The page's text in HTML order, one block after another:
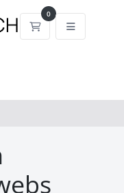
0
Потрошувачка